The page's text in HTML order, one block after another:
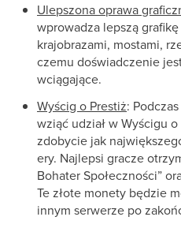
Ulepszona oprawa
wprowadza lepszą
krajobrazami, mostami,
czemu doświadczenie
wciągające.
Wyścig o Prestiż:
wziąć udział w Wyścigu
zdobycie jak
ery. Najlepsi gracze
Bohater Społeczności”
Te złote monety będzie
innym serwerze po